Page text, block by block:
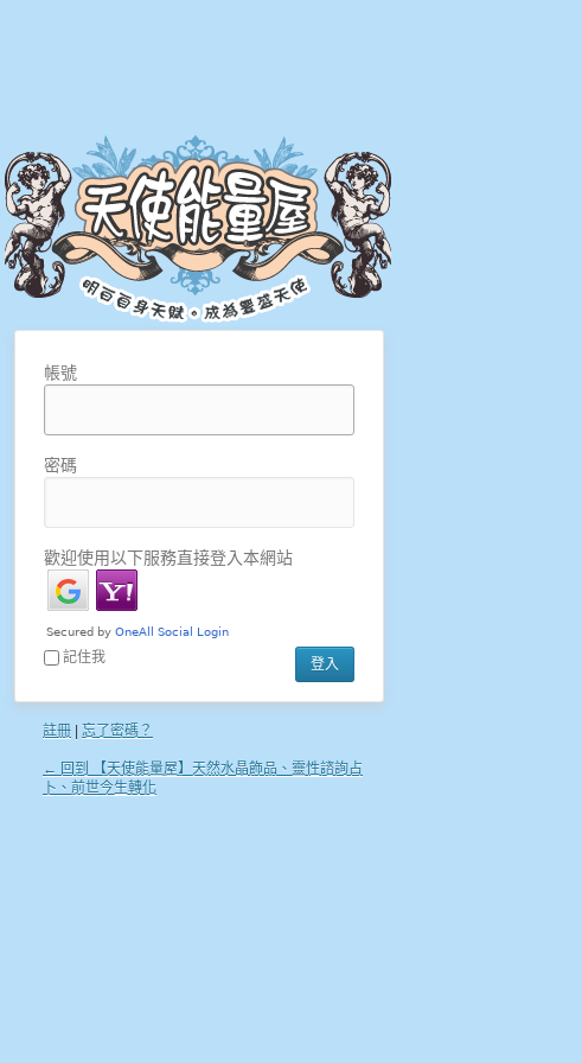
帳號
密碼
歡迎使用以下服務直接登入本網站
記住我
註冊 忘了密碼？
← 回到 【天使能量屋】天然水晶飾品、靈性諮詢占
卜、前世今生轉化